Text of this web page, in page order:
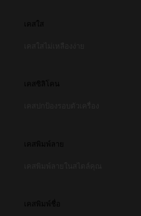
เคสใส
เคสซิลิโคน
เคสพิมพ์ลาย
เคสพิมพ์ชื่อ